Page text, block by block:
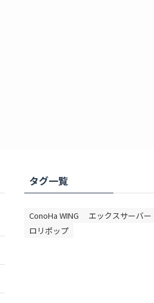
タグ一覧
ConoHa WING エックスサーバー
ロリポップ